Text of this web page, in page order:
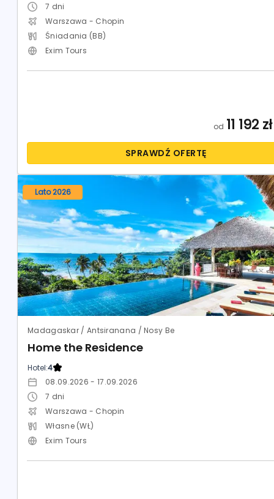
7 dni
Warszawa - Chopin
Śniadania (BB)
Exim Tours
od 11 192 zł
SPRAWDŹ OFERTĘ
Lato 2026
Madagaskar / Antsiranana / Nosy Be
Home the Residence
Hotel:4
08.09.2026 - 17.09.2026
7 dni
Warszawa - Chopin
Własne (WŁ)
Exim Tours